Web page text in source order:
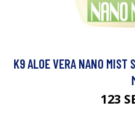
K9 ALOE VERA NANO MIST
123